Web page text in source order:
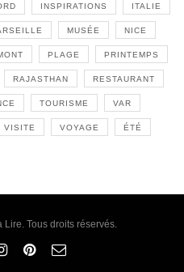
INSPIRATIONS ITALIE
MUSÉE NICE
PLAGE PRINTEMPS
RAJASTHAN RESTAURANT
TOURISME VAR
VISITE VOYAGE ÉTÉ
Tous droits réservés.